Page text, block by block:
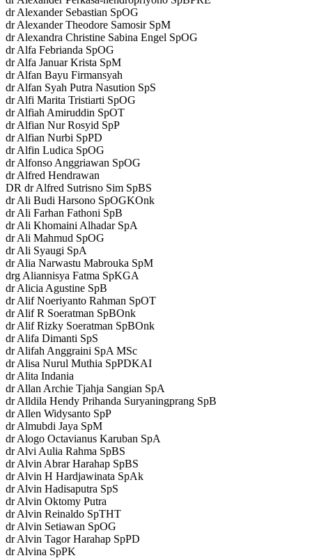
dr Alexander Sebastian SpOG
dr Alexander Theodore Samosir SpM
dr Alexandra Christine Sabina Engel SpOG
dr Alfa Febrianda SpOG
dr Alfa Januar Krista SpM
dr Alfan Bayu Firmansyah
dr Alfan Syah Putra Nasution SpS
dr Alfi Marita Tristiarti SpOG
dr Alfiah Amiruddin SpOT
dr Alfian Nur Rosyid SpP
dr Alfian Nurbi SpPD
dr Alfin Ludica SpOG
dr Alfonso Anggriawan SpOG
dr Alfred Hendrawan
DR dr Alfred Sutrisno Sim SpBS
dr Ali Budi Harsono SpOGKOnk
dr Ali Farhan Fathoni SpB
dr Ali Khomaini Alhadar SpA
dr Ali Mahmud SpOG
dr Ali Syaugi SpA
dr Alia Narwastu Mabrouka SpM
drg Aliannisya Fatma SpKGA
dr Alicia Agustine SpB
dr Alif Noeriyanto Rahman SpOT
dr Alif R Soeratman SpBOnk
dr Alif Rizky Soeratman SpBOnk
dr Alifa Dimanti SpS
dr Alifah Anggraini SpA MSc
dr Alisa Nurul Muthia SpPDKAI
dr Alita Indania
dr Allan Archie Tjahja Sangian SpA
dr Alldila Hendy Prihanda Suryaningprang SpB
dr Allen Widysanto SpP
dr Almubdi Jaya SpM
dr Alogo Octavianus Karuban SpA
dr Alvi Aulia Rahma SpBS
dr Alvin Abrar Harahap SpBS
dr Alvin H Hardjawinata SpAk
dr Alvin Hadisaputra SpS
dr Alvin Oktomy Putra
dr Alvin Reinaldo SpTHT
dr Alvin Setiawan SpOG
dr Alvin Tagor Harahap SpPD
dr Alvina SpPK